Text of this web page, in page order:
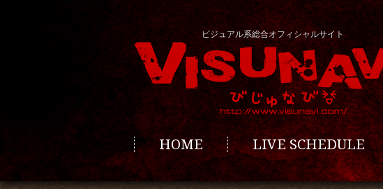
ビジュアル系総合オフィシャルサイト
HOME LIVE SCHEDULE